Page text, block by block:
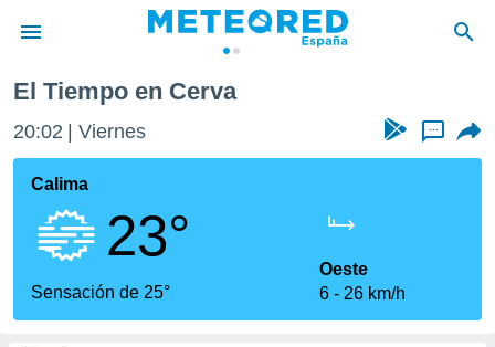
de
por
que se
calidad.
a este
las
El Tiempo en Cerva
20:02 Viernes ...
Calima
23°
Sensación de 25°
Oeste
6
26 km/h